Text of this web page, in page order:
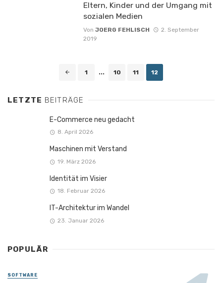
Eltern, Kinder und der Umgang mit
sozialen Medien
Von JOERG FEHLISCH
2. September
2019
1 ... 10 11 12
LETZTE BEITRÄGE
E-Commerce neu gedacht
8. April 2026
Maschinen mit Verstand
19. März 2026
Identität im Visier
18. Februar 2026
IT-Architektur im Wandel
23. Januar 2026
POPULÄR
SOFTWARE